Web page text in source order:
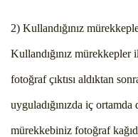
2) Kullandığınız
Kullandığınız mürekkepler
fotoğraf çıktısı aldıktan
uyguladığınızda iç
mürekkebiniz fotoğraf